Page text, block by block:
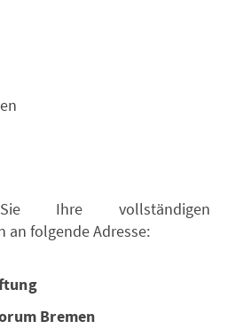
Ihre vollständigen
an folgende Adresse:
Bremen